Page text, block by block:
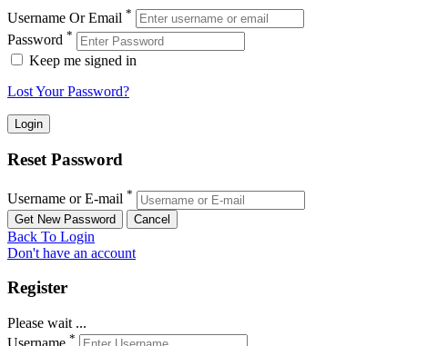
Username Or Email *
Password *
Keep me signed in
Lost Your Password?
Reset Password
Username or E-mail *
Back To Login
Don't have an account
Register
Please wait ...
*